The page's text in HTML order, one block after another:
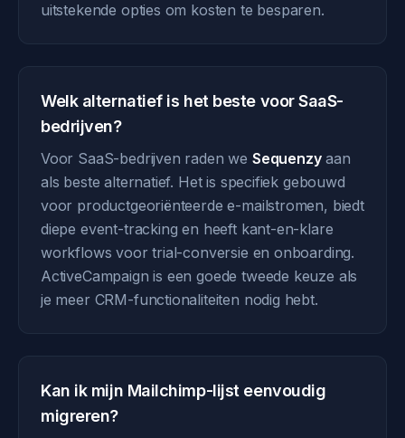
uitstekende opties om kosten te besparen.
Welk alternatief is het beste voor SaaS-
bedrijven?
Voor SaaS-bedrijven raden we Sequenzyaan
als beste alternatief. Het is specifiek gebouwd
voor productgeoriënteerde e-mailstromen, biedt
diepe event-tracking en heeft kant-en-klare
workflows voor trial-conversie en onboarding.
ActiveCampaign is een goede tweede keuze als
je meer CRM-functionaliteiten nodig hebt.
Kan ik mijn Mailchimp-lijst eenvoudig
migreren?